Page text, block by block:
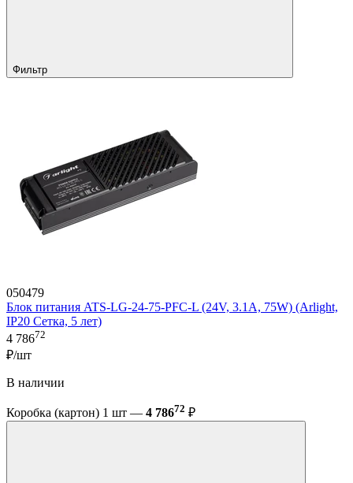
Фильтр
050479
Блок питания ATS-LG-24-75-PFC-L (24V, 3.1A, 75W) (Arlight,
IP20 Сетка, 5 лет)
4 78672
₽/шт
В наличии
Коробка (картон) 1 шт — 4 78672 ₽